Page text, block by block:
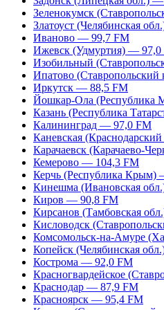
Зеленокумск
Златоуст (Челябинская
Иваново — 99,7 FM
Ижевск (Удмуртия) — 97,0
Изобильный
Ипатово
Иркутск — 88,5 FM
Йошкар-Ола (Республика
Казань (Республика
Калининград — 97,0 FM
Каневская
Карачаевск (Карачаево-
Кемерово — 104,3 FM
Керчь (Республика Крым)
Кинешма (Ивановская
Киров — 90,8 FM
Кирсанов (Тамбовская
Кисловодск
Комсомольск-на-Амуре
Копейск (Челябинская
Кострома — 92,0 FM
Красногвардейское
Краснодар — 87,9 FM
Красноярск — 95,4 FM